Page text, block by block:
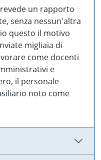
un rapporto
senza nessun'altra
questo il motivo
migliaia di
come docenti
e
il personale
noto come